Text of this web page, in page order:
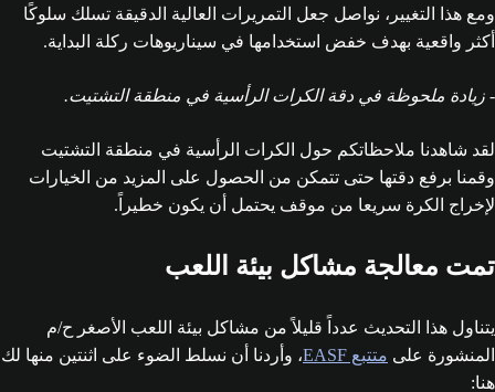
ومع هذا التغيير، نواصل جعل التمريرات العالية الدقيقة تسلك سلوكًا
أكثر واقعية بهدف خفض استخدامها في سيناريوهات ركلة البداية.
- زيادة ملحوظة في دقة الكرات الرأسية في منطقة التشتيت.
لقد شاهدنا ملاحظاتكم حول الكرات الرأسية في منطقة التشتيت
وقمنا برفع دقتها حتى تتمكن من الحصول على المزيد من الخيارات
لإخراج الكرة سريعا من موقف يحتمل أن يكون خطيراً.
تمت معالجة مشاكل بيئة اللعب
يتناول هذا التحديث عدداً قليلاً من مشاكل بيئة اللعب الأصغر ح/م
المنشورة على متتبع EASF
، وأردنا أن نسلط الضوء على اثنتين منها لك
هنا: